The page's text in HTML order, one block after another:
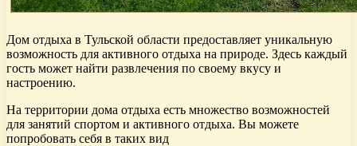
Дом отдыха в Тульской области предоставляет уникальную
возможность для активного отдыха на природе. Здесь каждый
гость может найти развлечения по своему вкусу и
настроению.
На территории дома отдыха есть множество возможностей
для занятий спортом и активного отдыха. Вы можете
попробовать себя в таких вид